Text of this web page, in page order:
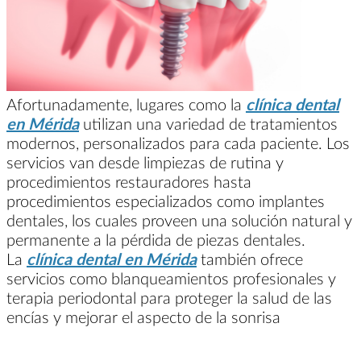
Afortunadamente, lugares como la clínica dental
en Méridautilizan una variedad de tratamientos
modernos, personalizados para cada paciente. Los
servicios van desde limpiezas de rutina y
procedimientos restauradores hasta
procedimientos especializados como implantes
dentales, los cuales proveen una solución natural y
permanente a la pérdida de piezas dentales.
La clínica dental en Méridatambién ofrece
servicios como blanqueamientos profesionales y
terapia periodontal para proteger la salud de las
encías y mejorar el aspecto de la sonrisa